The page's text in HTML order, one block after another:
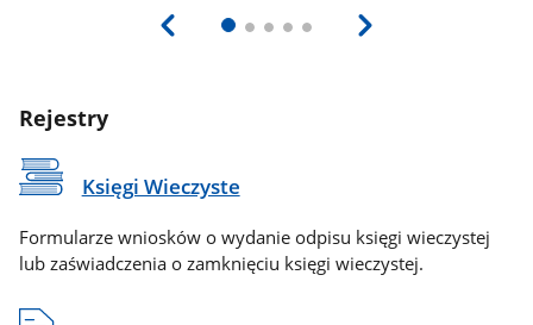
Rejestry
Księgi Wieczyste
Formularze wniosków o wydanie odpisu księgi wieczystej
lub zaświadczenia o zamknięciu księgi wieczystej.